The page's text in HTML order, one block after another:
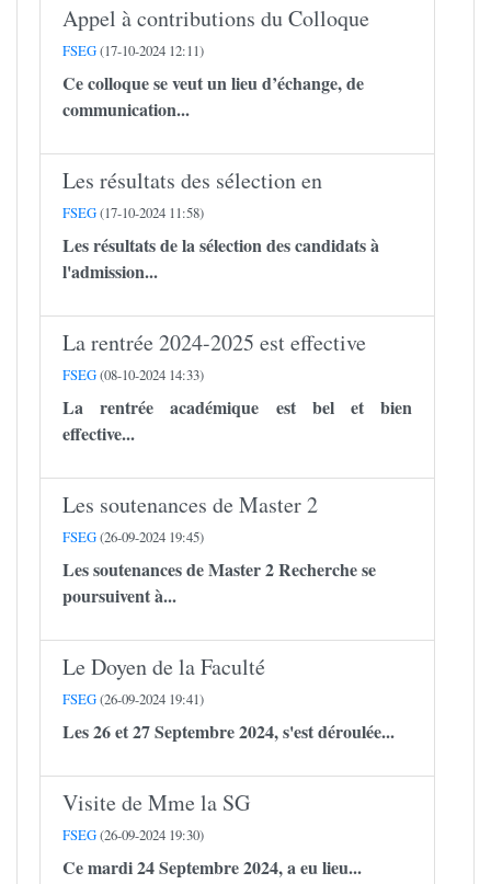
Appel à contributions du Colloque
FSEG(17-10-2024 12:11)
Ce colloque se veut un lieu d’échange, de
communication...
Les résultats des sélection en
FSEG(17-10-2024 11:58)
Les résultats de la sélection des candidats à
l'admission...
La rentrée 2024-2025 est effective
FSEG(08-10-2024 14:33)
La rentrée académique est bel et bien
effective...
Les soutenances de Master 2
FSEG(26-09-2024 19:45)
Les soutenances de Master 2 Recherche se
poursuivent à...
Le Doyen de la Faculté
FSEG(26-09-2024 19:41)
Les 26 et 27 Septembre 2024, s'est déroulée...
Visite de Mme la SG
FSEG(26-09-2024 19:30)
Ce mardi 24 Septembre 2024, a eu lieu...